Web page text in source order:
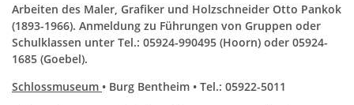
Arbeiten des Maler, Grafiker und Holzschneider Otto Pankok
(1893-1966). Anmeldung zu Führungen von Gruppen oder
Schulklassen unter Tel.: 05924-990495 (Hoorn) oder 05924-
1685 (Goebel).
Schlossmuseum • Burg Bentheim • Tel.: 05922-5011